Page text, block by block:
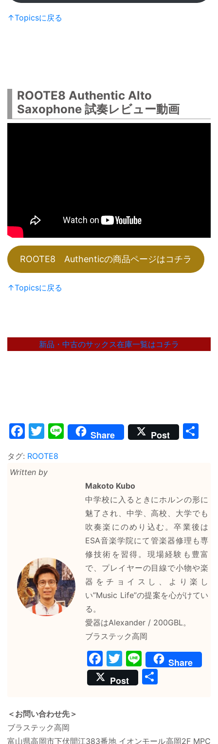
↑Topicsに戻る
ROOTE8 Authentic Alto
Saxophone 試奏レビュー動画
ROOTE8 Authenticの商品ページはコチラ
↑Topicsに戻る
新品・中古のサックス在庫一覧はコチラ
Facebook
Twitter
LineShare Post
タグ: ROOTE8
Written by
Makoto Kubo
中学校に入るときにホルンの形に
魅了され、中学、高校、大学でも
吹奏楽にのめり込む。卒業後は
ESA音楽学院にて管楽器修理も専
修技術を習得。現場経験も豊富
で、プレイヤーの目線で小物や楽
器をチョイスし、より楽し
い”Music Life”の提案を心がけてい
る。
愛器はAlexander / 200GBL。
ブラステック高岡
F
a
c
o
T
w
itt
Li
n
e
Share
Post
＜お問い合わせ先＞
ブラステック高岡
富山県高岡市下伏間江383番地 イオンモール高岡2F MPC